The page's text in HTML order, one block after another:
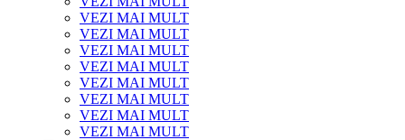
VEZI MAI MULT
VEZI MAI MULT
VEZI MAI MULT
VEZI MAI MULT
VEZI MAI MULT
VEZI MAI MULT
VEZI MAI MULT
VEZI MAI MULT